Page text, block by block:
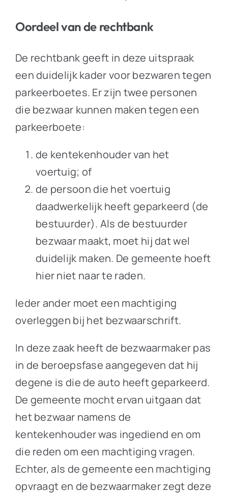
Oordeel van de rechtbank
De rechtbank geeft in deze uitspraak
een duidelijk kader voor bezwaren tegen
parkeerboetes. Er zijn twee personen
die bezwaar kunnen maken tegen een
parkeerboete:
de kentekenhouder van het
voertuig; of
de persoon die het voertuig
daadwerkelijk heeft geparkeerd (de
bestuurder). Als de bestuurder
bezwaar maakt, moet hij dat wel
duidelijk maken. De gemeente hoeft
hier niet naar te raden.
Ieder ander moet een machtiging
overleggen bij het bezwaarschrift.
In deze zaak heeft de bezwaarmaker pas
in de beroepsfase aangegeven dat hij
degene is die de auto heeft geparkeerd.
De gemeente mocht ervan uitgaan dat
het bezwaar namens de
kentekenhouder was ingediend en om
die reden om een machtiging vragen.
Echter, als de gemeente een machtiging
opvraagt en de bezwaarmaker zegt deze